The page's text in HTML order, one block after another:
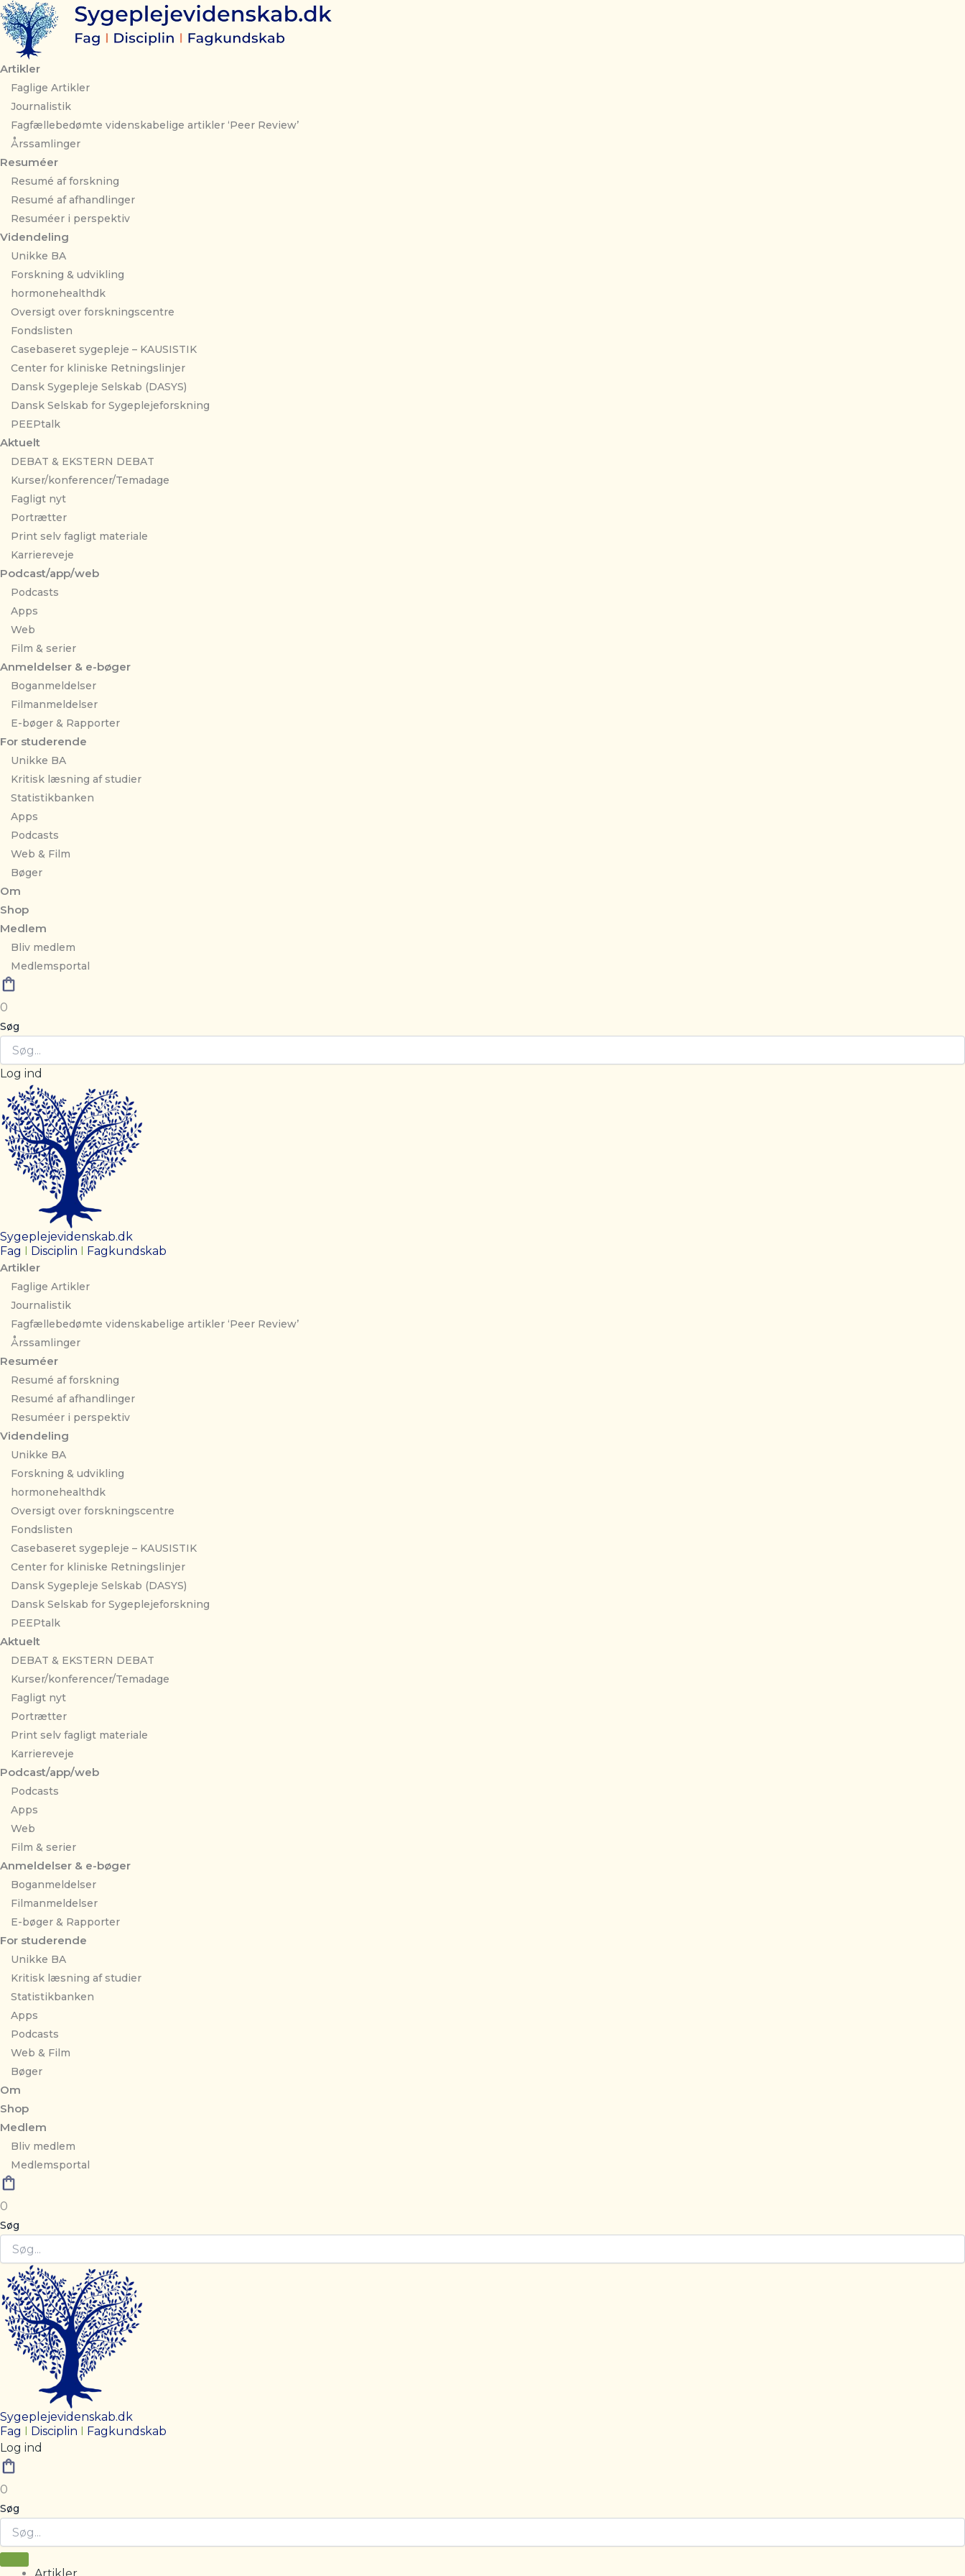
Gå
til
indholdet
Artikler
Faglige Artikler
Journalistik
Fagfællebedømte videnskabelige artikler ‘Peer Review’
Årssamlinger
Resuméer
Resumé af forskning
Resumé af afhandlinger
Resuméer i perspektiv
Videndeling
Unikke BA
Forskning & udvikling
hormonehealthdk
Oversigt over forskningscentre
Fondslisten
Casebaseret sygepleje – KAUSISTIK
Center for kliniske Retningslinjer
Dansk Sygepleje Selskab (DASYS)
Dansk Selskab for Sygeplejeforskning
PEEPtalk
Aktuelt
DEBAT & EKSTERN DEBAT
Kurser/konferencer/Temadage
Fagligt nyt
Portrætter
Print selv fagligt materiale
Karriereveje
Podcast/app/web
Podcasts
Apps
Web
Film & serier
Anmeldelser & e-bøger
Boganmeldelser
Filmanmeldelser
E-bøger & Rapporter
For studerende
Unikke BA
Kritisk læsning af studier
Statistikbanken
Apps
Podcasts
Web & Film
Bøger
Om
Shop
Medlem
Bliv medlem
Medlemsportal
0
Søg
Log ind
Sygeplejevidenskab.dk
Fag I Disciplin I Fagkundskab
Artikler
Faglige Artikler
Journalistik
Fagfællebedømte videnskabelige artikler ‘Peer Review’
Årssamlinger
Resuméer
Resumé af forskning
Resumé af afhandlinger
Resuméer i perspektiv
Videndeling
Unikke BA
Forskning & udvikling
hormonehealthdk
Oversigt over forskningscentre
Fondslisten
Casebaseret sygepleje – KAUSISTIK
Center for kliniske Retningslinjer
Dansk Sygepleje Selskab (DASYS)
Dansk Selskab for Sygeplejeforskning
PEEPtalk
Aktuelt
DEBAT & EKSTERN DEBAT
Kurser/konferencer/Temadage
Fagligt nyt
Portrætter
Print selv fagligt materiale
Karriereveje
Podcast/app/web
Podcasts
Apps
Web
Film & serier
Anmeldelser & e-bøger
Boganmeldelser
Filmanmeldelser
E-bøger & Rapporter
For studerende
Unikke BA
Kritisk læsning af studier
Statistikbanken
Apps
Podcasts
Web & Film
Bøger
Om
Shop
Medlem
Bliv medlem
Medlemsportal
0
Søg
Sygeplejevidenskab.dk
Fag I Disciplin I Fagkundskab
Log ind
0
Søg